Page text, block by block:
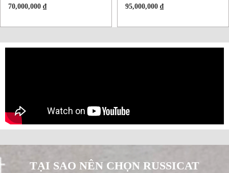
70,000,000 ₫
95,000,000 ₫
TẠI SAO NÊN CHỌN RUSSICAT